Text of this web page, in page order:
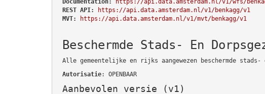
REST API:
https://api.data.amsterdam.nl/v1/benkagg/v1
MVT:
https://api.data.amsterdam.nl/v1/mvt/benkagg/v1
Beschermde Stads- En
Alle gemeentelijke en rijks aangewezen beschermde stads-
Autorisatie: OPENBAAR
Aanbevolen versie (v1)